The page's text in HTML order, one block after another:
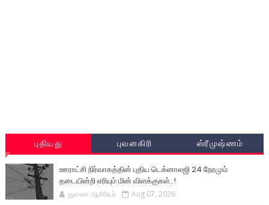
புதியது புவனகிரி ஸ்ரீமுஷ்ணம்
ஊராட்சி நிர்வாகத்தின் புதிய டெக்னாலஜி 24 நேரமும்
தடையின்றி எரியும் மின் விளக்குகள்..!
துணை ஆசிரியர் Aug 07, 2026